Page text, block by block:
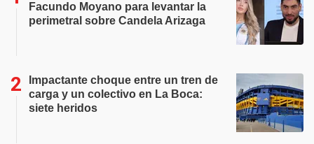
Facundo Moyano para levantar la
perimetral sobre Candela Arizaga
Impactante choque entre un tren de
carga y un colectivo en La Boca:
siete heridos